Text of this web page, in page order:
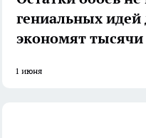
гениальных
экономят тысячи
1 июня